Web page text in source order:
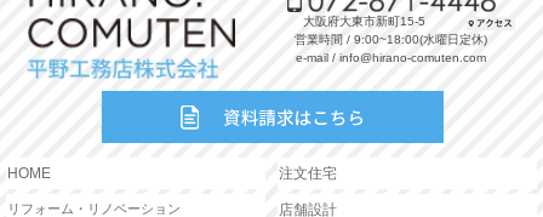
大阪府大東市新町15-5
営業時間 / 9:00~18:00(水曜日定休)
e-mail / info@hirano-comuten.com
HOME 注文住宅
リフォーム・リノベーション 店舗設計